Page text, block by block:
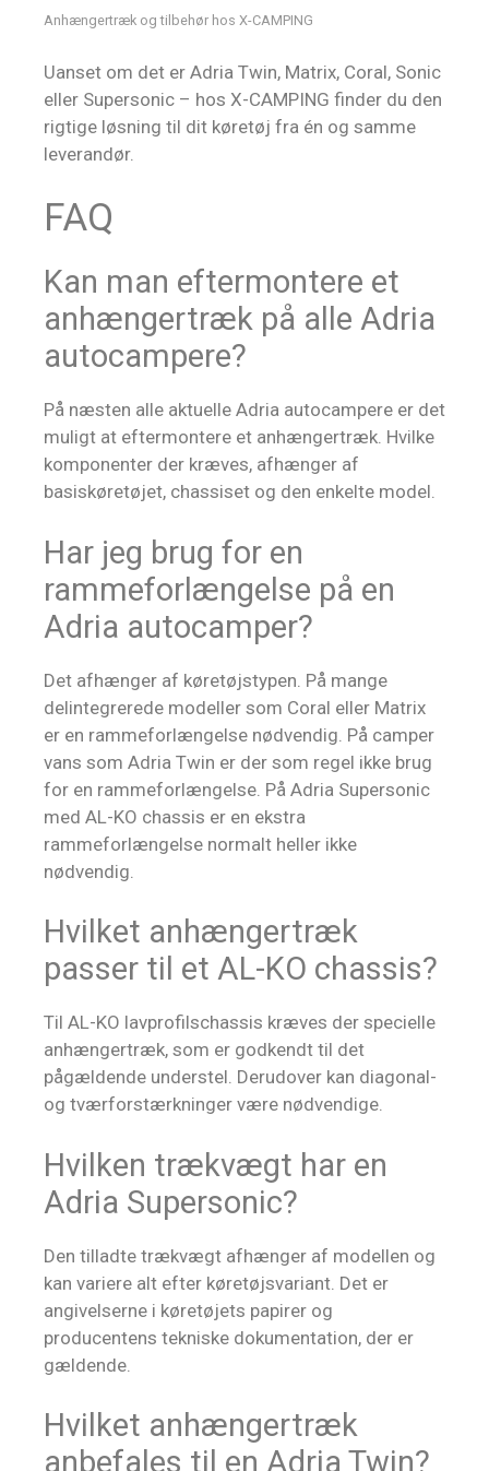
Anhængertræk og tilbehør hos X-CAMPING
Uanset om det er Adria Twin, Matrix, Coral, Sonic
eller Supersonic – hos X-CAMPING finder du den
rigtige løsning til dit køretøj fra én og samme
leverandør.
FAQ
Kan man eftermontere et
anhængertræk på alle Adria
autocampere?
På næsten alle aktuelle Adria autocampere er det
muligt at eftermontere et anhængertræk. Hvilke
komponenter der kræves, afhænger af
basiskøretøjet, chassiset og den enkelte model.
Har jeg brug for en
rammeforlængelse på en
Adria autocamper?
Det afhænger af køretøjstypen. På mange
delintegrerede modeller som Coral eller Matrix
er en rammeforlængelse nødvendig. På camper
vans som Adria Twin er der som regel ikke brug
for en rammeforlængelse. På Adria Supersonic
med AL-KO chassis er en ekstra
rammeforlængelse normalt heller ikke
nødvendig.
Hvilket anhængertræk
passer til et AL-KO chassis?
Til AL-KO lavprofilschassis kræves der specielle
anhængertræk, som er godkendt til det
pågældende understel. Derudover kan diagonal-
og tværforstærkninger være nødvendige.
Hvilken trækvægt har en
Adria Supersonic?
Den tilladte trækvægt afhænger af modellen og
kan variere alt efter køretøjsvariant. Det er
angivelserne i køretøjets papirer og
producentens tekniske dokumentation, der er
gældende.
Hvilket anhængertræk
anbefales til en Adria Twin?